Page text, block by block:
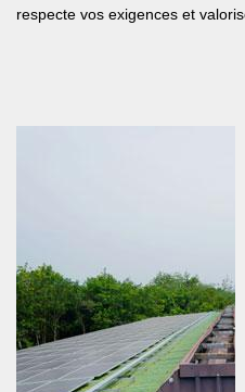
respecte vos exigences et